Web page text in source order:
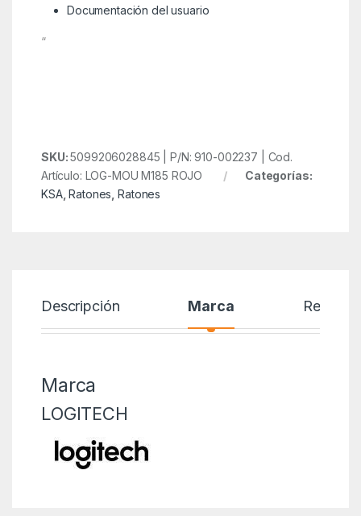
Documentación del usuario
“
SKU:5099206028845 | P/N: 910-002237 | Cod.
Artículo: LOG-MOU M185 ROJO
Categorías:
KSA,Ratones ,Ratones
Descripción Marca Reseñas
Marca
LOGITECH